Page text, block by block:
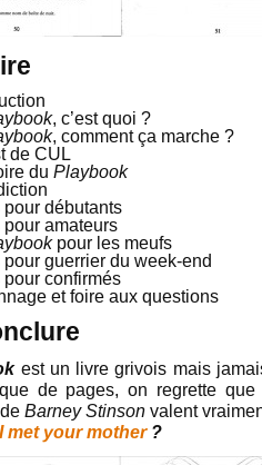
, c’est quoi ?
, comment ça marche ?
de CUL
du Playbook
pour débutants
pour amateurs
pour les meufs
pour guerrier du week-end
pour confirmés
et foire aux questions
est un livre grivois mais
de pages, on regrette
Barney Stinson valent
met your mother?